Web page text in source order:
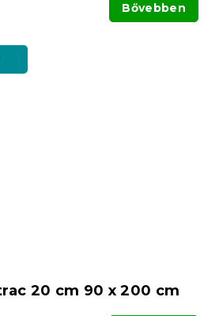
Bővebben
20 cm 90 x 200 cm